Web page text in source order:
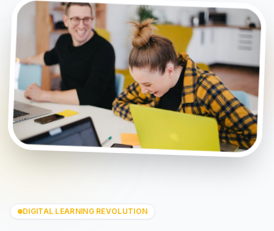
DIGITAL LEARNING REVOLUTION